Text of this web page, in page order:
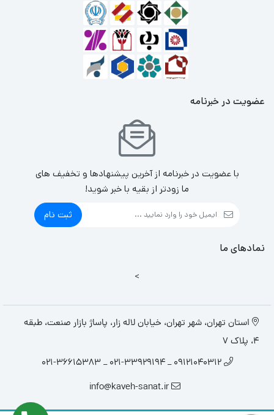
عضویت در خبرنامه
با عضویت در خبرنامه از آخرین پیشنهادها و تخفیف های
ما زودتر از بقیه با خبر شوید!
ثبت نام
نمادهای ما
>
استان تهران، شهر تهران، خیابان لاله زار، پاساژ بازار صنعت، طبقه
4، پلاک 7
09121040312 _ 021-33929194 _ 021-36615383
info@kaveh-sanat.ir